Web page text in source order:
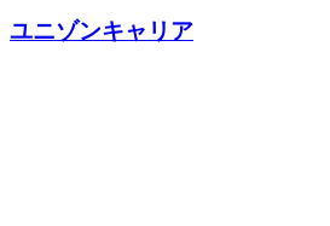
ユニゾンキャリア